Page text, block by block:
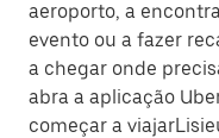
aeroporto, a
evento ou a fazer
a chegar onde
abra a aplicação
começar a